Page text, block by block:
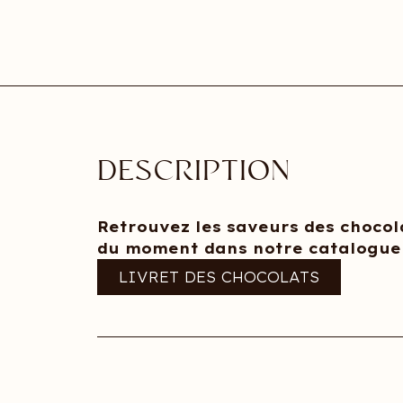
DESCRIPTION
Retrouvez les saveurs des
du moment dans notre catalogue
LIVRET DES CHOCOLATS